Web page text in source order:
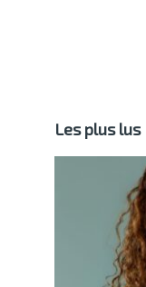
Les plus lus